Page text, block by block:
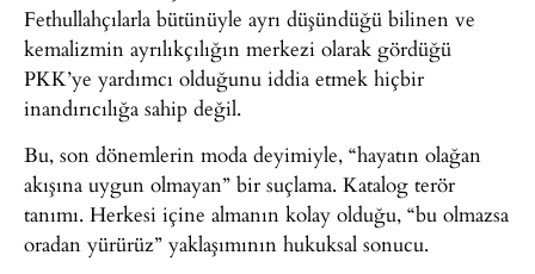
Fethullahçılarla bütünüyle ayrı düşündüğü bilinen ve
kemalizmin ayrılıkçılığın merkezi olarak gördüğü
PKK’ye yardımcı olduğunu iddia etmek hiçbir
inandırıcılığa sahip değil.
Bu, son dönemlerin moda deyimiyle, “hayatın olağan
akışına uygun olmayan” bir suçlama. Katalog terör
tanımı. Herkesi içine almanın kolay olduğu, “bu olmazsa
oradan yürürüz” yaklaşımının hukuksal sonucu.